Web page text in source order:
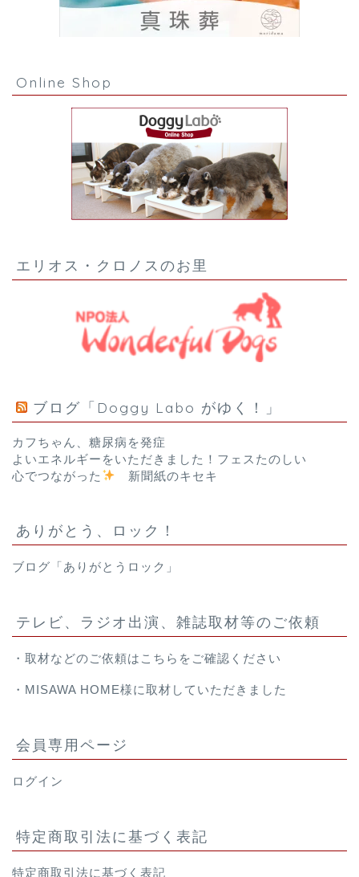
Online Shop
エリオス・クロノスのお里
ブログ「Doggy Labo がゆく！」
カフちゃん、糖尿病を発症
よいエネルギーをいただきました！フェスたのしい
心でつながった
新聞紙のキセキ
ありがとう、ロック！
ブログ「ありがとうロック」
テレビ、ラジオ出演、雑誌取材等のご依頼
・取材などのご依頼は こちら をご確認ください
・ MISAWA HOME様に取材していただきました
会員専用ページ
ログイン
特定商取引法に基づく表記
特定商取引法に基づく表記